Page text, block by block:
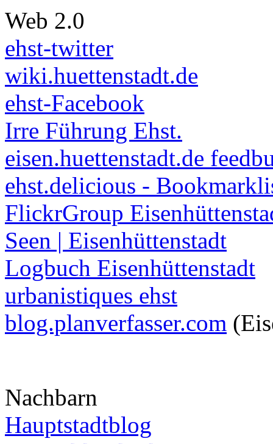
Web 2.0
ehst-twitter
wiki.huettenstadt.de
ehst-Facebook
Irre Führung Ehst.
eisen.huettenstadt.de
ehst.delicious -
FlickrGroup
Seen | Eisenhüttenstadt
Logbuch Eisenhüttenstadt
urbanistiques ehst
blog.planverfasser.com
Nachbarn
Hauptstadtblog